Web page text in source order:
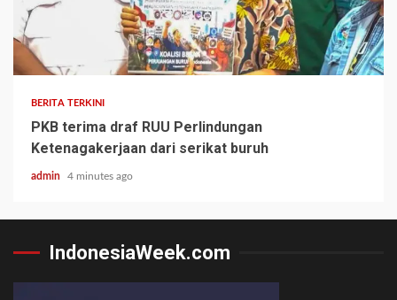
BERITA TERKINI
PKB terima draf RUU Perlindungan
Ketenagakerjaan dari serikat buruh
admin 4 minutes ago
IndonesiaWeek.com